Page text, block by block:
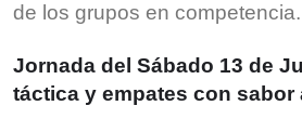
de los grupos en competencia.
Jornada del Sábado 13 de
táctica y empates con sabor